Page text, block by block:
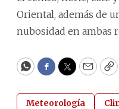
Oriental, además de
nubosidad en ambas
WhatsApp
Facebook
Twitter
Email
Meteorología